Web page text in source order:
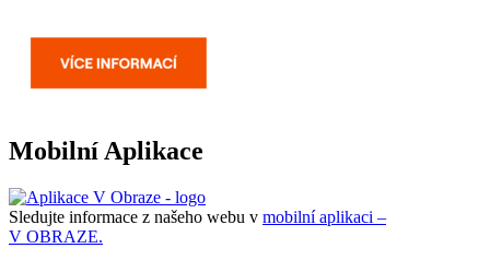
Mobilní Aplikace
Sledujte informace z našeho webu v mobilní aplikaci –
V OBRAZE.